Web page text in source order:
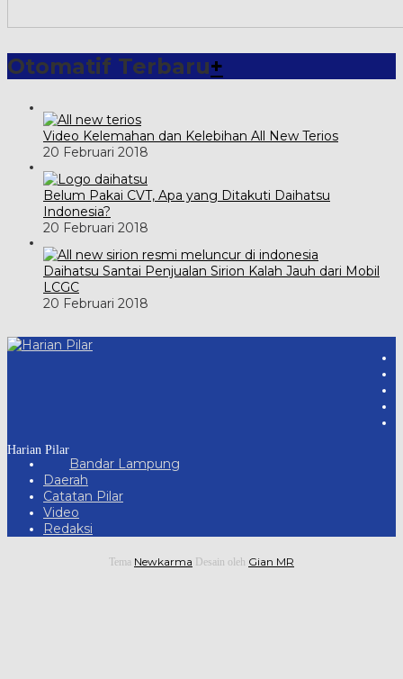
Otomatif Terbaru+
Video Kelemahan dan Kelebihan All New Terios
20 Februari 2018
Belum Pakai CVT, Apa yang Ditakuti Daihatsu
Indonesia?
20 Februari 2018
Daihatsu Santai Penjualan Sirion Kalah Jauh dari Mobil
LCGC
20 Februari 2018
Harian Pilar
Bandar Lampung
Daerah
Catatan Pilar
Video
Redaksi
Tema Newkarma Desain oleh Gian MR